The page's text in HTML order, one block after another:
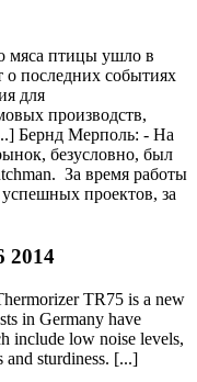
мяса птицы ушло в
последних событиях
для
производств,
Бернд Мерполь: - На
безусловно, был
. За время работы
проектов, за
2014
TR75 is a new
in Germany have
include low noise levels,
and sturdiness. [...]